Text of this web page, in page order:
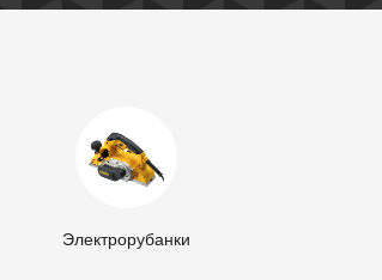
Электрорубанки